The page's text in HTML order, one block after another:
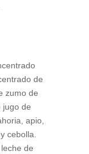
de
zumo de
jugo de
apio,
cebolla.
de